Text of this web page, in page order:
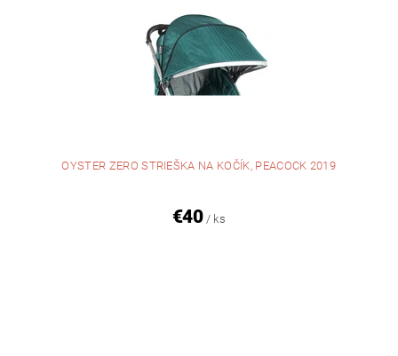
OYSTER ZERO STRIEŠKA NA KOČÍK, PEACOCK 2019
€40 / ks